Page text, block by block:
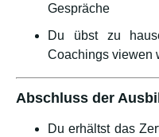
Gespräche
Du übst zu
Coachings viewen
Abschluss der
Du erhältst das